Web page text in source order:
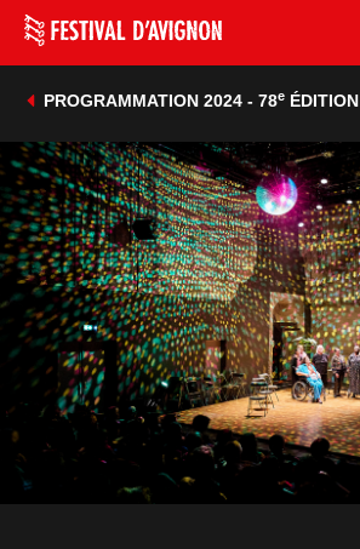
PROGRAMMATION 2024 - 78eÉDITION